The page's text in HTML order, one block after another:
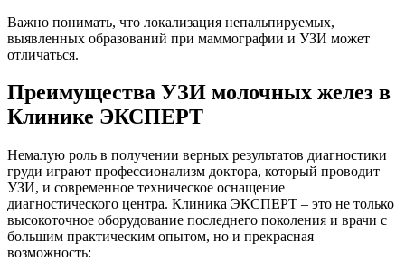
Важно понимать, что локализация непальпируемых,
выявленных образований при маммографии и УЗИ может
отличаться.
Преимущества УЗИ молочных желез в
Клинике ЭКСПЕРТ
Немалую роль в получении верных результатов диагностики
груди играют профессионализм доктора, который проводит
УЗИ, и современное техническое оснащение
диагностического центра. Клиника ЭКСПЕРТ – это не только
высокоточное оборудование последнего поколения и врачи с
большим практическим опытом, но и прекрасная
возможность: